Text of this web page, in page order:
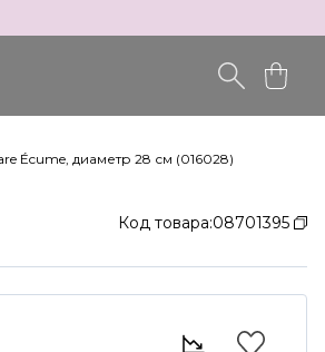
Écume, диаметр 28 см (016028)
Код товара:08701395